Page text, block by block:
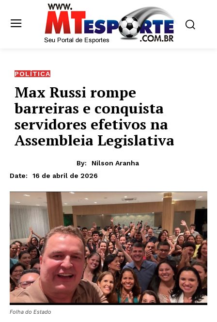
POLÍTICA
Max Russi rompe
barreiras e conquista
servidores efetivos na
Assembleia Legislativa
By:
Nilson Aranha
Date:
16 de abril de 2026
Folha do Estado